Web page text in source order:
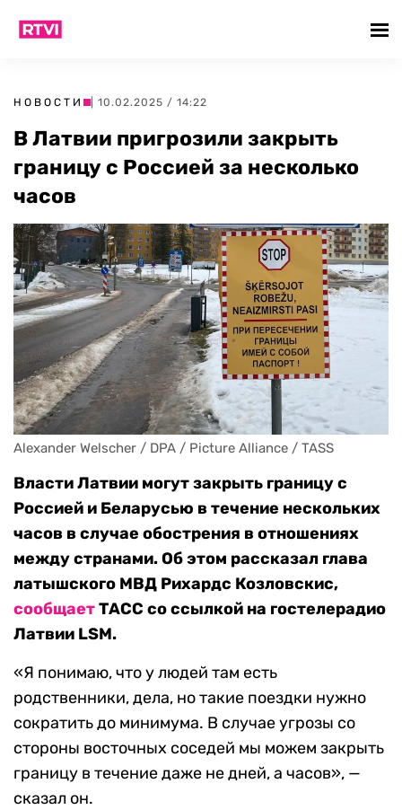
НОВОСТИ | 10.02.2025 / 14:22
В Латвии пригрозили закрыть
границу с Россией за несколько
часов
Alexander Welscher / DPA / Picture Alliance / TASS
Власти Латвии могут закрыть границу с
Россией и Беларусью в течение нескольких
часов в случае обострения в отношениях
между странами. Об этом рассказал глава
латышского МВД Рихардс Козловскис,
сообщаетТАСС со ссылкой на гостелерадио
Латвии LSM.
«Я понимаю, что у людей там есть
родственники, дела, но такие поездки нужно
сократить до минимума. В случае угрозы со
стороны восточных соседей мы можем закрыть
границу в течение даже не дней, а часов», —
сказал он.